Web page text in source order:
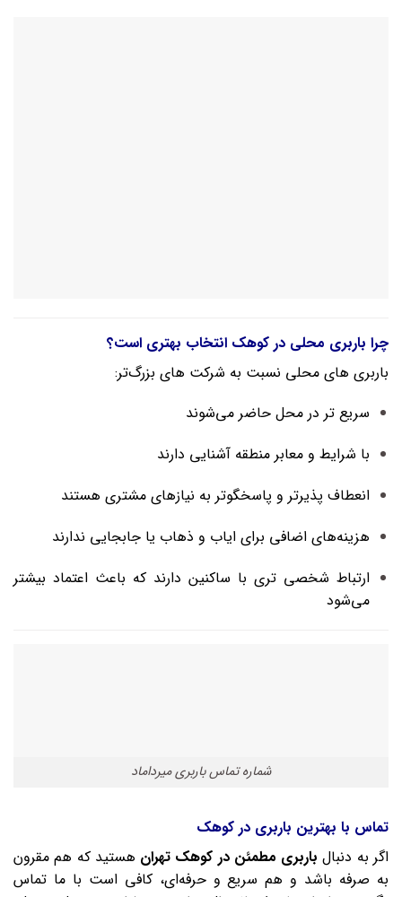
چرا باربری محلی در کوهک انتخاب بهتری است؟
باربری‌ های محلی نسبت به شرکت‌ های بزرگ‌تر:
سریع‌ تر در محل حاضر می‌شوند
با شرایط و معابر منطقه آشنایی دارند
انعطاف‌ پذیرتر و پاسخگوتر به نیازهای مشتری هستند
هزینه‌های اضافی برای ایاب و ذهاب یا جابجایی ندارند
ارتباط شخصی‌ تری با ساکنین دارند که باعث اعتماد بیشتر
می‌شود
شماره تماس باربری میرداماد
تماس با بهترین باربری در کوهک
اگر به دنبال باربری مطمئن در کوهک تهران هستید که هم مقرون‌
به‌ صرفه باشد و هم سریع و حرفه‌ای، کافی است با ما تماس